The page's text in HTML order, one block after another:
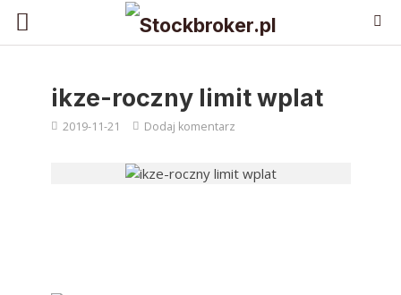
ikze-roczny limit wplat
2019-11-21 Dodaj komentarz